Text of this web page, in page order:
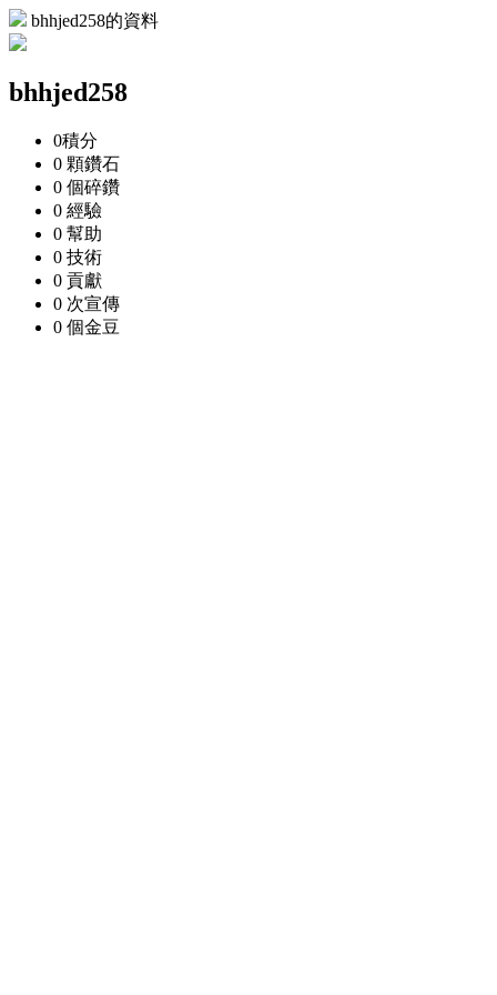
bhhjed258的資料
bhhjed258
0積分
0 顆鑽石
0 個碎鑽
0 經驗
0 幫助
0 技術
0 貢獻
0 次宣傳
0 個金豆